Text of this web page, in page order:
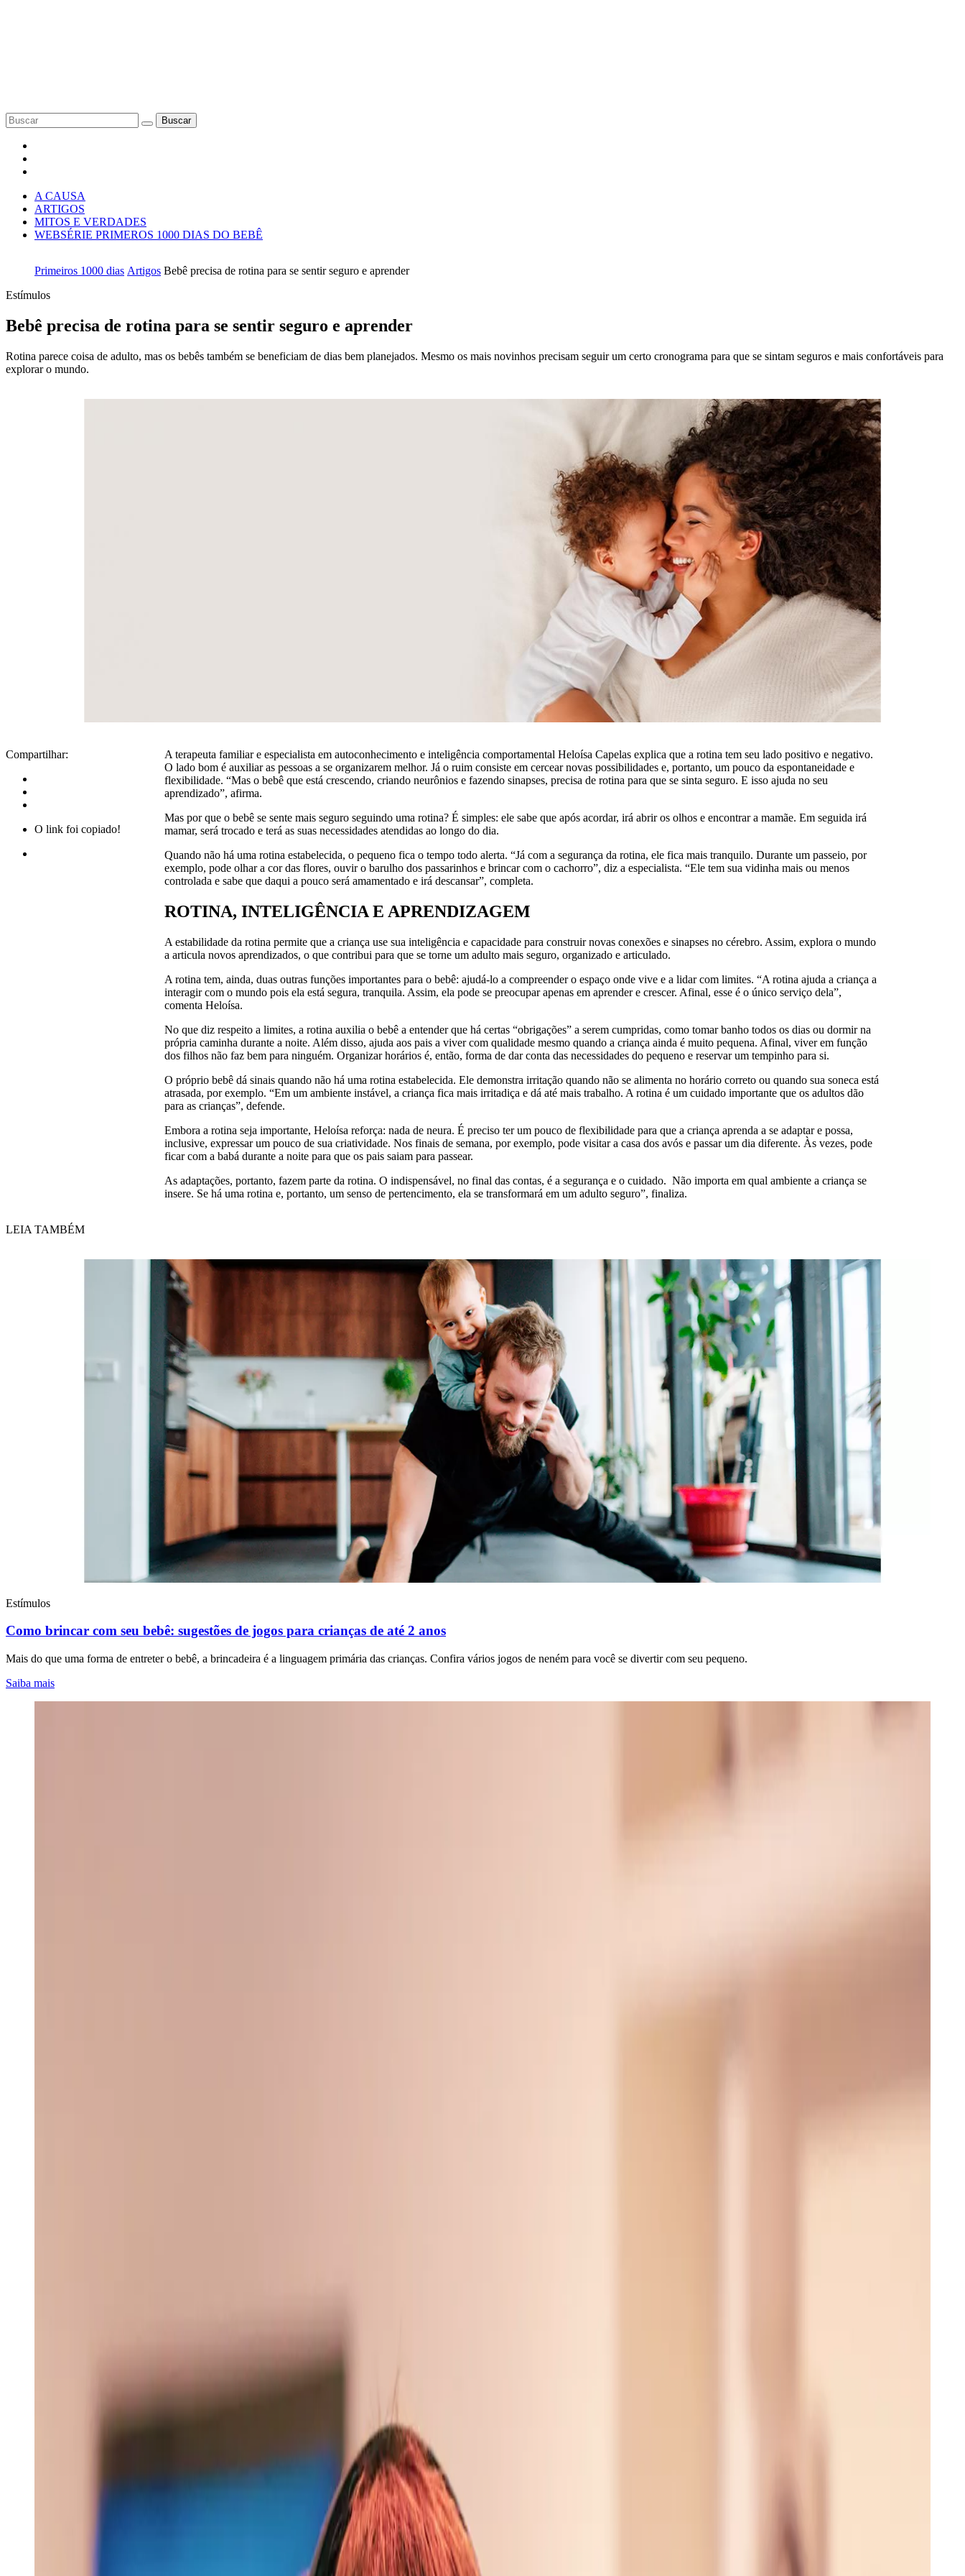
Buscar
A CAUSA
ARTIGOS
MITOS E VERDADES
WEBSÉRIE PRIMEROS 1000 DIAS DO BEBÊ
Primeiros 1000 dias Artigos Bebê precisa de rotina para se sentir seguro e aprender
Estímulos
Bebê precisa de rotina para se sentir seguro e aprender
Rotina parece coisa de adulto, mas os bebês também se beneficiam de dias bem planejados. Mesmo os mais novinhos precisam seguir um certo cronograma para que se sintam seguros e mais confortáveis para
explorar o mundo.
Compartilhar:
O link foi copiado!
A terapeuta familiar e especialista em autoconhecimento e inteligência comportamental Heloísa Capelas explica que a rotina tem seu lado positivo e negativo.
O lado bom é auxiliar as pessoas a se organizarem melhor. Já o ruim consiste em cercear novas possibilidades e, portanto, um pouco da espontaneidade e
flexibilidade. “Mas o bebê que está crescendo, criando neurônios e fazendo sinapses, precisa de rotina para que se sinta seguro. E isso ajuda no seu
aprendizado”, afirma.
Mas por que o bebê se sente mais seguro seguindo uma rotina? É simples: ele sabe que após acordar, irá abrir os olhos e encontrar a mamãe. Em seguida irá
mamar, será trocado e terá as suas necessidades atendidas ao longo do dia.
Quando não há uma rotina estabelecida, o pequeno fica o tempo todo alerta. “Já com a segurança da rotina, ele fica mais tranquilo. Durante um passeio, por
exemplo, pode olhar a cor das flores, ouvir o barulho dos passarinhos e brincar com o cachorro”, diz a especialista. “Ele tem sua vidinha mais ou menos
controlada e sabe que daqui a pouco será amamentado e irá descansar”, completa.
ROTINA, INTELIGÊNCIA E APRENDIZAGEM
A estabilidade da rotina permite que a criança use sua inteligência e capacidade para construir novas conexões e sinapses no cérebro. Assim, explora o mundo
a articula novos aprendizados, o que contribui para que se torne um adulto mais seguro, organizado e articulado.
A rotina tem, ainda, duas outras funções importantes para o bebê: ajudá-lo a compreender o espaço onde vive e a lidar com limites. “A rotina ajuda a criança a
interagir com o mundo pois ela está segura, tranquila. Assim, ela pode se preocupar apenas em aprender e crescer. Afinal, esse é o único serviço dela”,
comenta Heloísa.
No que diz respeito a limites, a rotina auxilia o bebê a entender que há certas “obrigações” a serem cumpridas, como tomar banho todos os dias ou dormir na
própria caminha durante a noite. Além disso, ajuda aos pais a viver com qualidade mesmo quando a criança ainda é muito pequena. Afinal, viver em função
dos filhos não faz bem para ninguém. Organizar horários é, então, forma de dar conta das necessidades do pequeno e reservar um tempinho para si.
O próprio bebê dá sinais quando não há uma rotina estabelecida. Ele demonstra irritação quando não se alimenta no horário correto ou quando sua soneca está
atrasada, por exemplo. “Em um ambiente instável, a criança fica mais irritadiça e dá até mais trabalho. A rotina é um cuidado importante que os adultos dão
para as crianças”, defende.
Embora a rotina seja importante, Heloísa reforça: nada de neura. É preciso ter um pouco de flexibilidade para que a criança aprenda a se adaptar e possa,
inclusive, expressar um pouco de sua criatividade. Nos finais de semana, por exemplo, pode visitar a casa dos avós e passar um dia diferente. Às vezes, pode
ficar com a babá durante a noite para que os pais saiam para passear.
As adaptações, portanto, fazem parte da rotina. O indispensável, no final das contas, é a segurança e o cuidado. Não importa em qual ambiente a criança se
insere. Se há uma rotina e, portanto, um senso de pertencimento, ela se transformará em um adulto seguro”, finaliza.
LEIA TAMBÉM
Estímulos
Como brincar com seu bebê: sugestões de jogos para crianças de até 2 anos
Mais do que uma forma de entreter o bebê, a brincadeira é a linguagem primária das crianças. Confira vários jogos de neném para você se divertir com seu pequeno.
Saiba mais